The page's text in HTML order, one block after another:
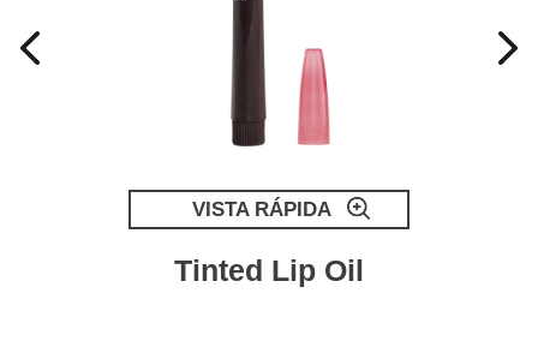
VISTA RÁPIDA
Tinted Lip Oil